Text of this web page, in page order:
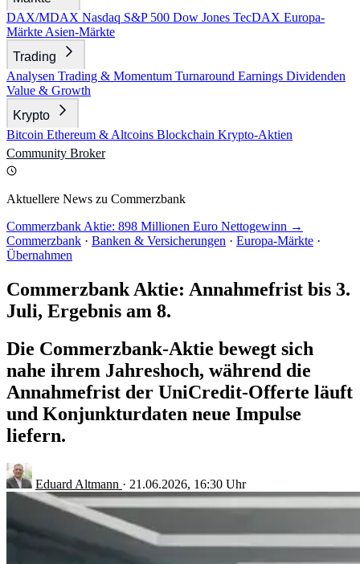
DAX/MDAX Nasdaq S&P 500 Dow Jones TecDAX Europa-
Märkte Asien-Märkte
Trading
Analysen Trading & Momentum Turnaround Earnings Dividenden
Value & Growth
Krypto
Bitcoin Ethereum & Altcoins Blockchain Krypto-Aktien
Community Broker
Aktuellere News zu Commerzbank
Commerzbank Aktie: 898 Millionen Euro Nettogewinn →
Commerzbank · Banken & Versicherungen · Europa-Märkte ·
Übernahmen
Commerzbank Aktie: Annahmefrist bis 3.
Juli, Ergebnis am 8.
Die Commerzbank-Aktie bewegt sich
nahe ihrem Jahreshoch, während die
Annahmefrist der UniCredit-Offerte läuft
und Konjunkturdaten neue Impulse
liefern.
Eduard Altmann · 21.06.2026, 16:30 Uhr